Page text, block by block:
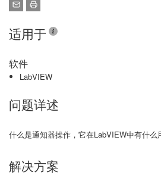
适用于
软件
LabVIEW
问题详述
什么是通知器操作，它在LabVIEW中有什么
解决方案